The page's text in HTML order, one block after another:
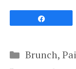
Catégories
Brunch,